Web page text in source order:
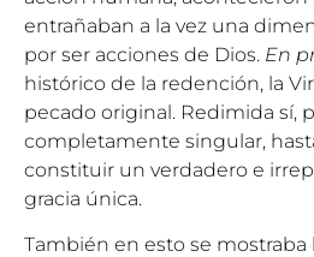
entrañaban a la vez una
por ser acciones de Dios. En
histórico de la redención, la
pecado original. Redimida sí,
completamente singular,
constituir un verdadero e
gracia única.
También en esto se mostraba